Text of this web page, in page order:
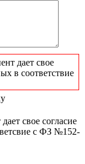
дает свое
в соответствие
свое согласие
с ФЗ №152-